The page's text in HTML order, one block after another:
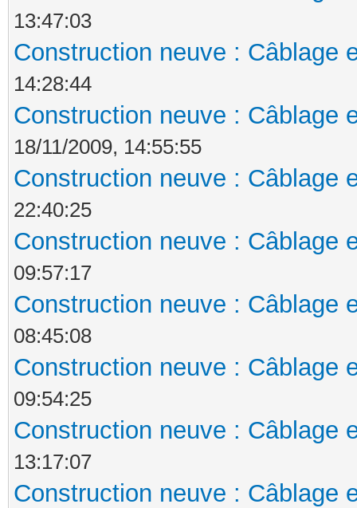
13:47:03
Construction neuve : Câblage
14:28:44
Construction neuve : Câblage
18/11/2009, 14:55:55
Construction neuve : Câblage
22:40:25
Construction neuve : Câblage
09:57:17
Construction neuve : Câblage
08:45:08
Construction neuve : Câblage
09:54:25
Construction neuve : Câblage
13:17:07
Construction neuve : Câblage